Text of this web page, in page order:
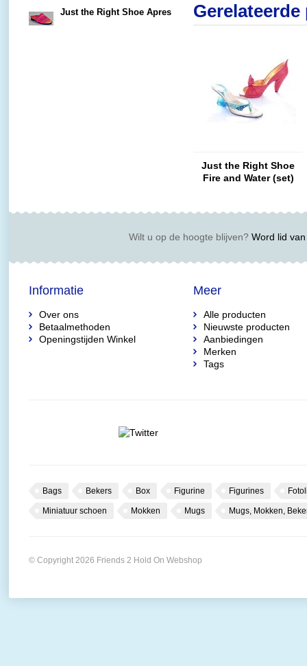
Just the Right Shoe
Fire and Water (set)
Just the Right Shoe Apres
Wilt u op de hoogte blijven?Word lid van
Informatie
Over ons
Betaalmethoden
Openingstijden Winkel
Meer
Alle producten
Nieuwste producten
Aanbiedingen
Merken
Tags
Bags Bekers Box Figurine Figurines
Miniatuur schoen Mokken Mugs Mugs, Mokken,
© Copyright 2026 Friends 2 Hold On Webshop